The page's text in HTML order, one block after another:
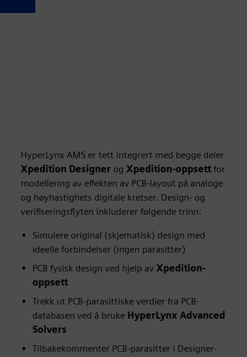
HyperLynx AMS er tett integrert med begge deler
Xpedition Designer og Xpedition-oppsett for
modellering av effekten av PCB-layout på analoge
og høyhastighets digitale kretser. Design- og
verifiseringsflyten inkluderer følgende trinn:
Simulere original (skjematisk) design med
ideelle forbindelser (ingen parasitter)
PCB fysisk design ved hjelp av Xpedition-
oppsett
Trekk ut PCB-parasittiske verdier fra PCB-
databasen ved å bruke HyperLynx Advanced
Solvers
Tilbakekommenter PCB-parasitter i Designer-